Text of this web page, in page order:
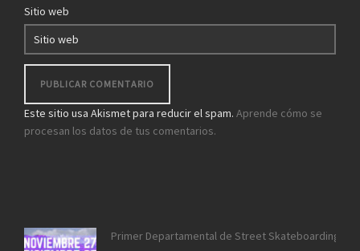
Sitio web
Este sitio usa Akismet para reducir el spam. Aprende cómo se
procesan los datos de tus comentarios.
Primer Departamental de Street Skateboarding de